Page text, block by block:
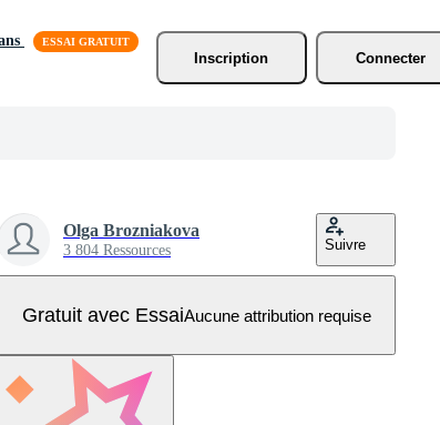
Inscription
Connecter
Olga Brozniakova
3 804 Ressources Suivre
Gratuit avec EssaiAucune attribution requise